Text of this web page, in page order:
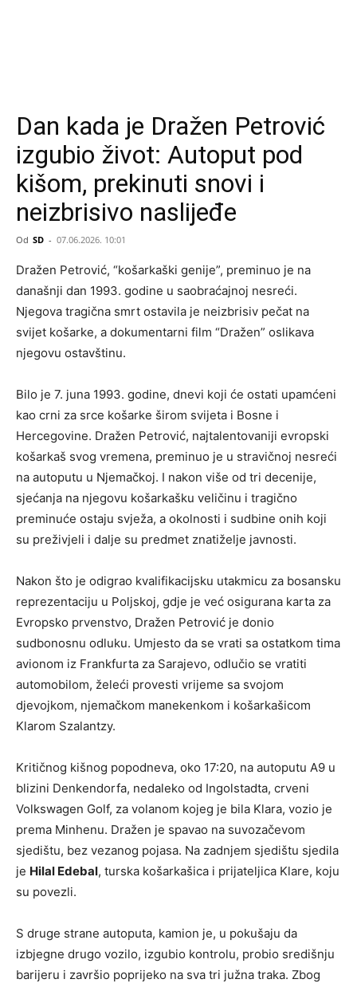
Dan kada je Dražen Petrović
izgubio život: Autoput pod
kišom, prekinuti snovi i
neizbrisivo naslijeđe
Od SD - 07.06.2026. 10:01
Dražen Petrović, “košarkaški genije”, preminuo je na
današnji dan 1993. godine u saobraćajnoj nesreći.
Njegova tragična smrt ostavila je neizbrisiv pečat na
svijet košarke, a dokumentarni film “Dražen” oslikava
njegovu ostavštinu.
Bilo je 7. juna 1993. godine, dnevi koji će ostati upamćeni
kao crni za srce košarke širom svijeta i Bosne i
Hercegovine. Dražen Petrović, najtalentovaniji evropski
košarkaš svog vremena, preminuo je u stravičnoj nesreći
na autoputu u Njemačkoj. I nakon više od tri decenije,
sjećanja na njegovu košarkašku veličinu i tragično
preminuće ostaju svježa, a okolnosti i sudbine onih koji
su preživjeli i dalje su predmet znatiželje javnosti.
Nakon što je odigrao kvalifikacijsku utakmicu za bosansku
reprezentaciju u Poljskoj, gdje je već osigurana karta za
Evropsko prvenstvo, Dražen Petrović je donio
sudbonosnu odluku. Umjesto da se vrati sa ostatkom tima
avionom iz Frankfurta za Sarajevo, odlučio se vratiti
automobilom, želeći provesti vrijeme sa svojom
djevojkom, njemačkom manekenkom i košarkašicom
Klarom Szalantzy.
Kritičnog kišnog popodneva, oko 17:20, na autoputu A9 u
blizini Denkendorfa, nedaleko od Ingolstadta, crveni
Volkswagen Golf, za volanom kojeg je bila Klara, vozio je
prema Minhenu. Dražen je spavao na suvozačevom
sjedištu, bez vezanog pojasa. Na zadnjem sjedištu sjedila
je Hilal Edebal, turska košarkašica i prijateljica Klare, koju
su povezli.
S druge strane autoputa, kamion je, u pokušaju da
izbjegne drugo vozilo, izgubio kontrolu, probio središnju
barijeru i završio poprijeko na sva tri južna traka. Zbog